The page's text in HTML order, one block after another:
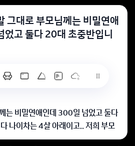
그대로 부모님께는 비밀연애
었고 둘다 20대 초중반입니
는 비밀연애인데 300일 넘었고 둘다
나이차는 4살 아래이고.. 저희 부모
주 나갈때마다 댈수있는 핑계는 다 해